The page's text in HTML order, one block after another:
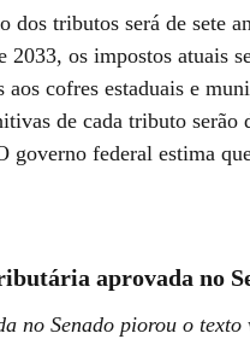
tributos será de sete
os impostos atuais
cofres estaduais e
de cada tributo serão
governo federal estima
aprovada no
no Senado piorou o